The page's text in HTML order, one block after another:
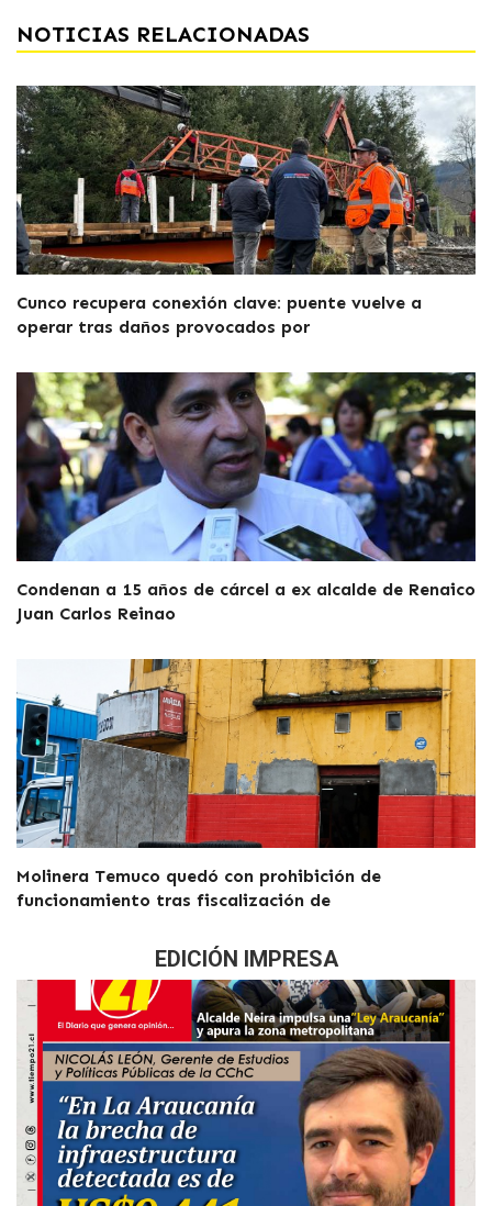
NOTICIAS RELACIONADAS
Cunco recupera conexión clave: puente vuelve a
operar tras daños provocados por
Condenan a 15 años de cárcel a ex alcalde de Renaico
Juan Carlos Reinao
Molinera Temuco quedó con prohibición de
funcionamiento tras fiscalización de
EDICIÓN IMPRESA